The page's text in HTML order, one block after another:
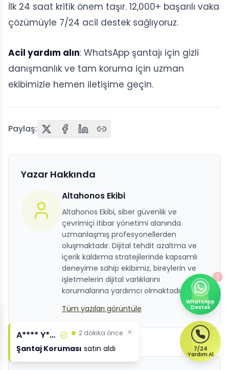
İlk 24 saat kritik önem taşır. 12,000+ başarılı vaka
çözümüyle 7/24 acil destek sağlıyoruz.
Acil yardım alın: WhatsApp şantajı için gizli
danışmanlık ve tam koruma için uzman
ekibimizle hemen iletişime geçin.
Paylaş:
Yazar Hakkında
Altahonos Ekibi
Altahonos Ekibi, siber güvenlik ve
çevrimiçi itibar yönetimi alanında
uzmanlaşmış profesyonellerden
oluşmaktadır. Dijital tehdit azaltma ve
içerik kaldırma stratejilerinde kapsamlı
deneyime sahip ekibimiz, bireylerin ve
işletmelerin dijital varlıklarını
korumalarına yardımcı olmaktadır.
Tüm yazıları görüntüle
7/24
Yardım Al
WhatsApp
Destek
1